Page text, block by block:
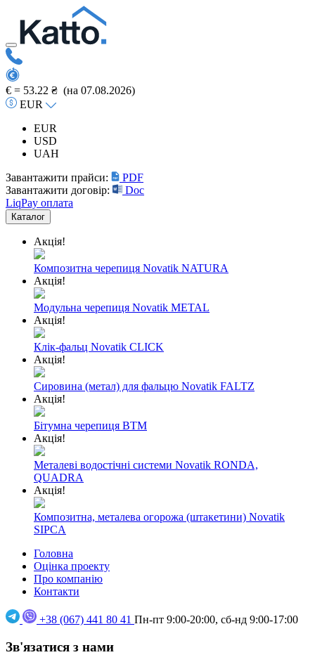
€ = 53.22 ₴ (на 07.08.2026)
EUR
EUR
USD
UAH
Завантажити прайси:
PDF
Завантажити договір:
Doc
LiqPay оплата
Каталог
Акція!
Композитна черепиця Novatik NATURA
Акція!
Модульна черепиця Novatik METAL
Акція!
Клік-фальц Novatik CLICK
Акція!
Сировина (метал) для фальцю Novatik FALTZ
Акція!
Бітумна черепиця BTM
Акція!
Металеві водостічні системи Novatik RONDA,
QUADRA
Акція!
Композитна, металева огорожа (штакетини) Novatik
SIPCA
Головна
Оцінка проекту
Про компанію
Контакти
+38 (067) 441 80 41 Пн-пт 9:00-20:00, сб-нд 9:00-17:00
Зв'язатися з нами